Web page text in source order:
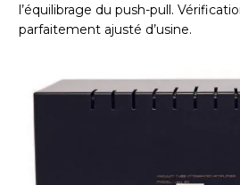
l’équilibrage du push-pull.
parfaitement ajusté d’usine.